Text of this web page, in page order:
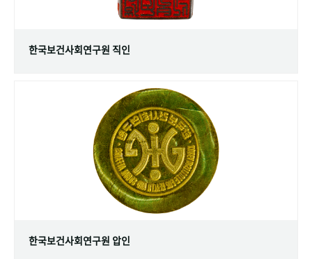
한국보건사회연구원 직인
한국보건사회연구원 압인